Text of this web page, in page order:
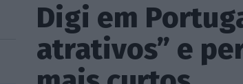
Digi em
atrativos” e